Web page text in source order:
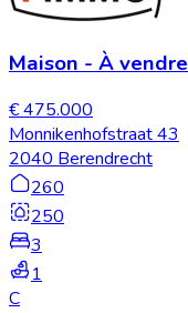
Maison - À vendre
€ 475.000
Monnikenhofstraat 43
2040 Berendrecht
260
250
3
1
C